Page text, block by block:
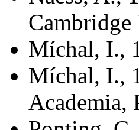
Míchal, I.,
Míchal, I.,
Academia,